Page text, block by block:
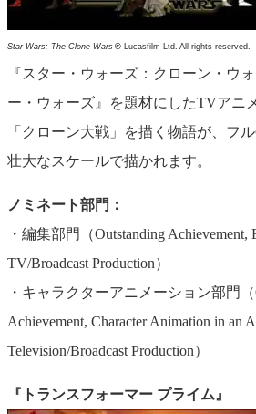
Star Wars: The Clone Wars © Lucasfilm Ltd. All rights reserved.
『スター・ウォーズ：クローン・ウ
ー・ウォーズ』を題材にしたTVアニ
「クローン大戦」を描く物語が、フ
壮大なスケールで描かれます。
ノミネート部門：
・編集部門（Outstanding Achievement,
TV/Broadcast Production）
・キャラクターアニメーション部門（
Achievement, Character Animation in an
Television/Broadcast Production）
『トランスフォーマー プライム』